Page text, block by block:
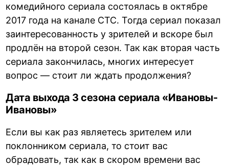
комедийного сериала состоялась в октябре
2017 года на канале СТС. Тогда сериал показал
заинтересованность у зрителей и вскоре был
продлён на второй сезон. Так как вторая часть
сериала закончилась, многих интересует
вопрос — стоит ли ждать продолжения?
Дата выхода 3 сезона сериала «Ивановы-
Ивановы»
Если вы как раз являетесь зрителем или
поклонником сериала, то стоит вас
обрадовать, так как в скором времени вас